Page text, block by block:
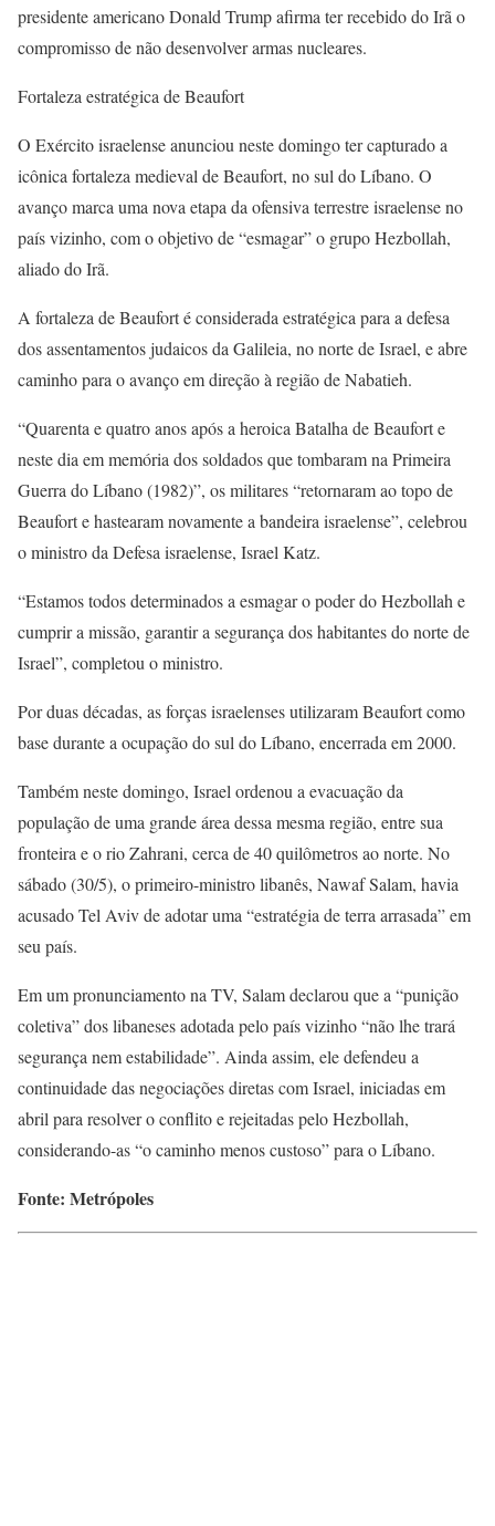
presidente americano Donald Trump afirma ter recebido do Irã o
compromisso de não desenvolver armas nucleares.
Fortaleza estratégica de Beaufort
O Exército israelense anunciou neste domingo ter capturado a
icônica fortaleza medieval de Beaufort, no sul do Líbano. O
avanço marca uma nova etapa da ofensiva terrestre israelense no
país vizinho, com o objetivo de “esmagar” o grupo Hezbollah,
aliado do Irã.
A fortaleza de Beaufort é considerada estratégica para a defesa
dos assentamentos judaicos da Galileia, no norte de Israel, e abre
caminho para o avanço em direção à região de Nabatieh.
“Quarenta e quatro anos após a heroica Batalha de Beaufort e
neste dia em memória dos soldados que tombaram na Primeira
Guerra do Líbano (1982)”, os militares “retornaram ao topo de
Beaufort e hastearam novamente a bandeira israelense”, celebrou
o ministro da Defesa israelense, Israel Katz.
“Estamos todos determinados a esmagar o poder do Hezbollah e
cumprir a missão, garantir a segurança dos habitantes do norte de
Israel”, completou o ministro.
Por duas décadas, as forças israelenses utilizaram Beaufort como
base durante a ocupação do sul do Líbano, encerrada em 2000.
Também neste domingo, Israel ordenou a evacuação da
população de uma grande área dessa mesma região, entre sua
fronteira e o rio Zahrani, cerca de 40 quilômetros ao norte. No
sábado (30/5), o primeiro-ministro libanês, Nawaf Salam, havia
acusado Tel Aviv de adotar uma “estratégia de terra arrasada” em
seu país.
Em um pronunciamento na TV, Salam declarou que a “punição
coletiva” dos libaneses adotada pelo país vizinho “não lhe trará
segurança nem estabilidade”. Ainda assim, ele defendeu a
continuidade das negociações diretas com Israel, iniciadas em
abril para resolver o conflito e rejeitadas pelo Hezbollah,
considerando-as “o caminho menos custoso” para o Líbano.
Fonte: Metrópoles